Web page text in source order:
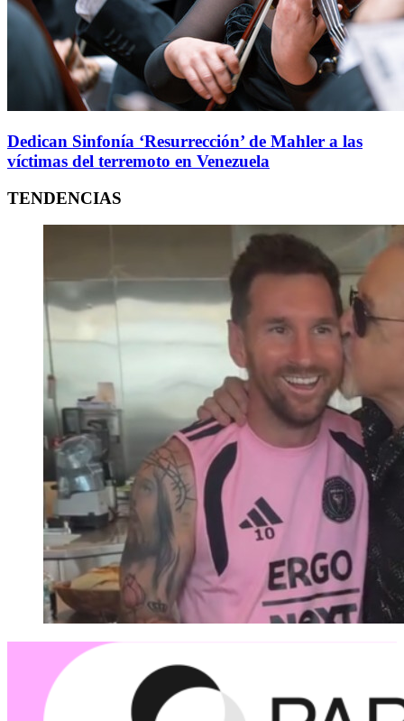
Dedican Sinfonía ‘Resurrección’ de Mahler a las
víctimas del terremoto en Venezuela
TENDENCIAS